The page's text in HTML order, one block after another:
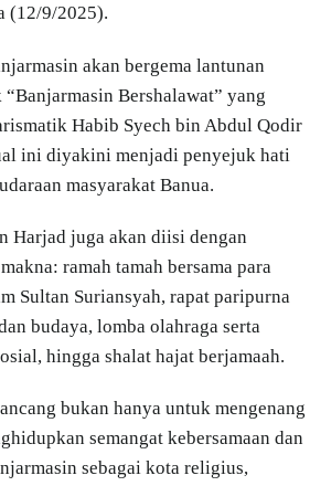
(12/9/2025).
akan bergema lantunan
Bershalawat” yang
Habib Syech bin Abdul Qodir
ini diyakini menjadi penyejuk hati
masyarakat Banua.
Harjad juga akan diisi dengan
ramah tamah bersama para
Sultan Suriansyah, rapat paripurna
budaya, lomba olahraga serta
hingga shalat hajat berjamaah.
bukan hanya untuk mengenang
semangat kebersamaan dan
sebagai kota religius,